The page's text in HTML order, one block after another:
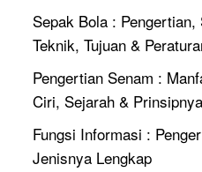
Sepak Bola : Pengertian,
Teknik, Tujuan &
Pengertian Senam :
Ciri, Sejarah & Prinsipnya
Fungsi Informasi :
Jenisnya Lengkap